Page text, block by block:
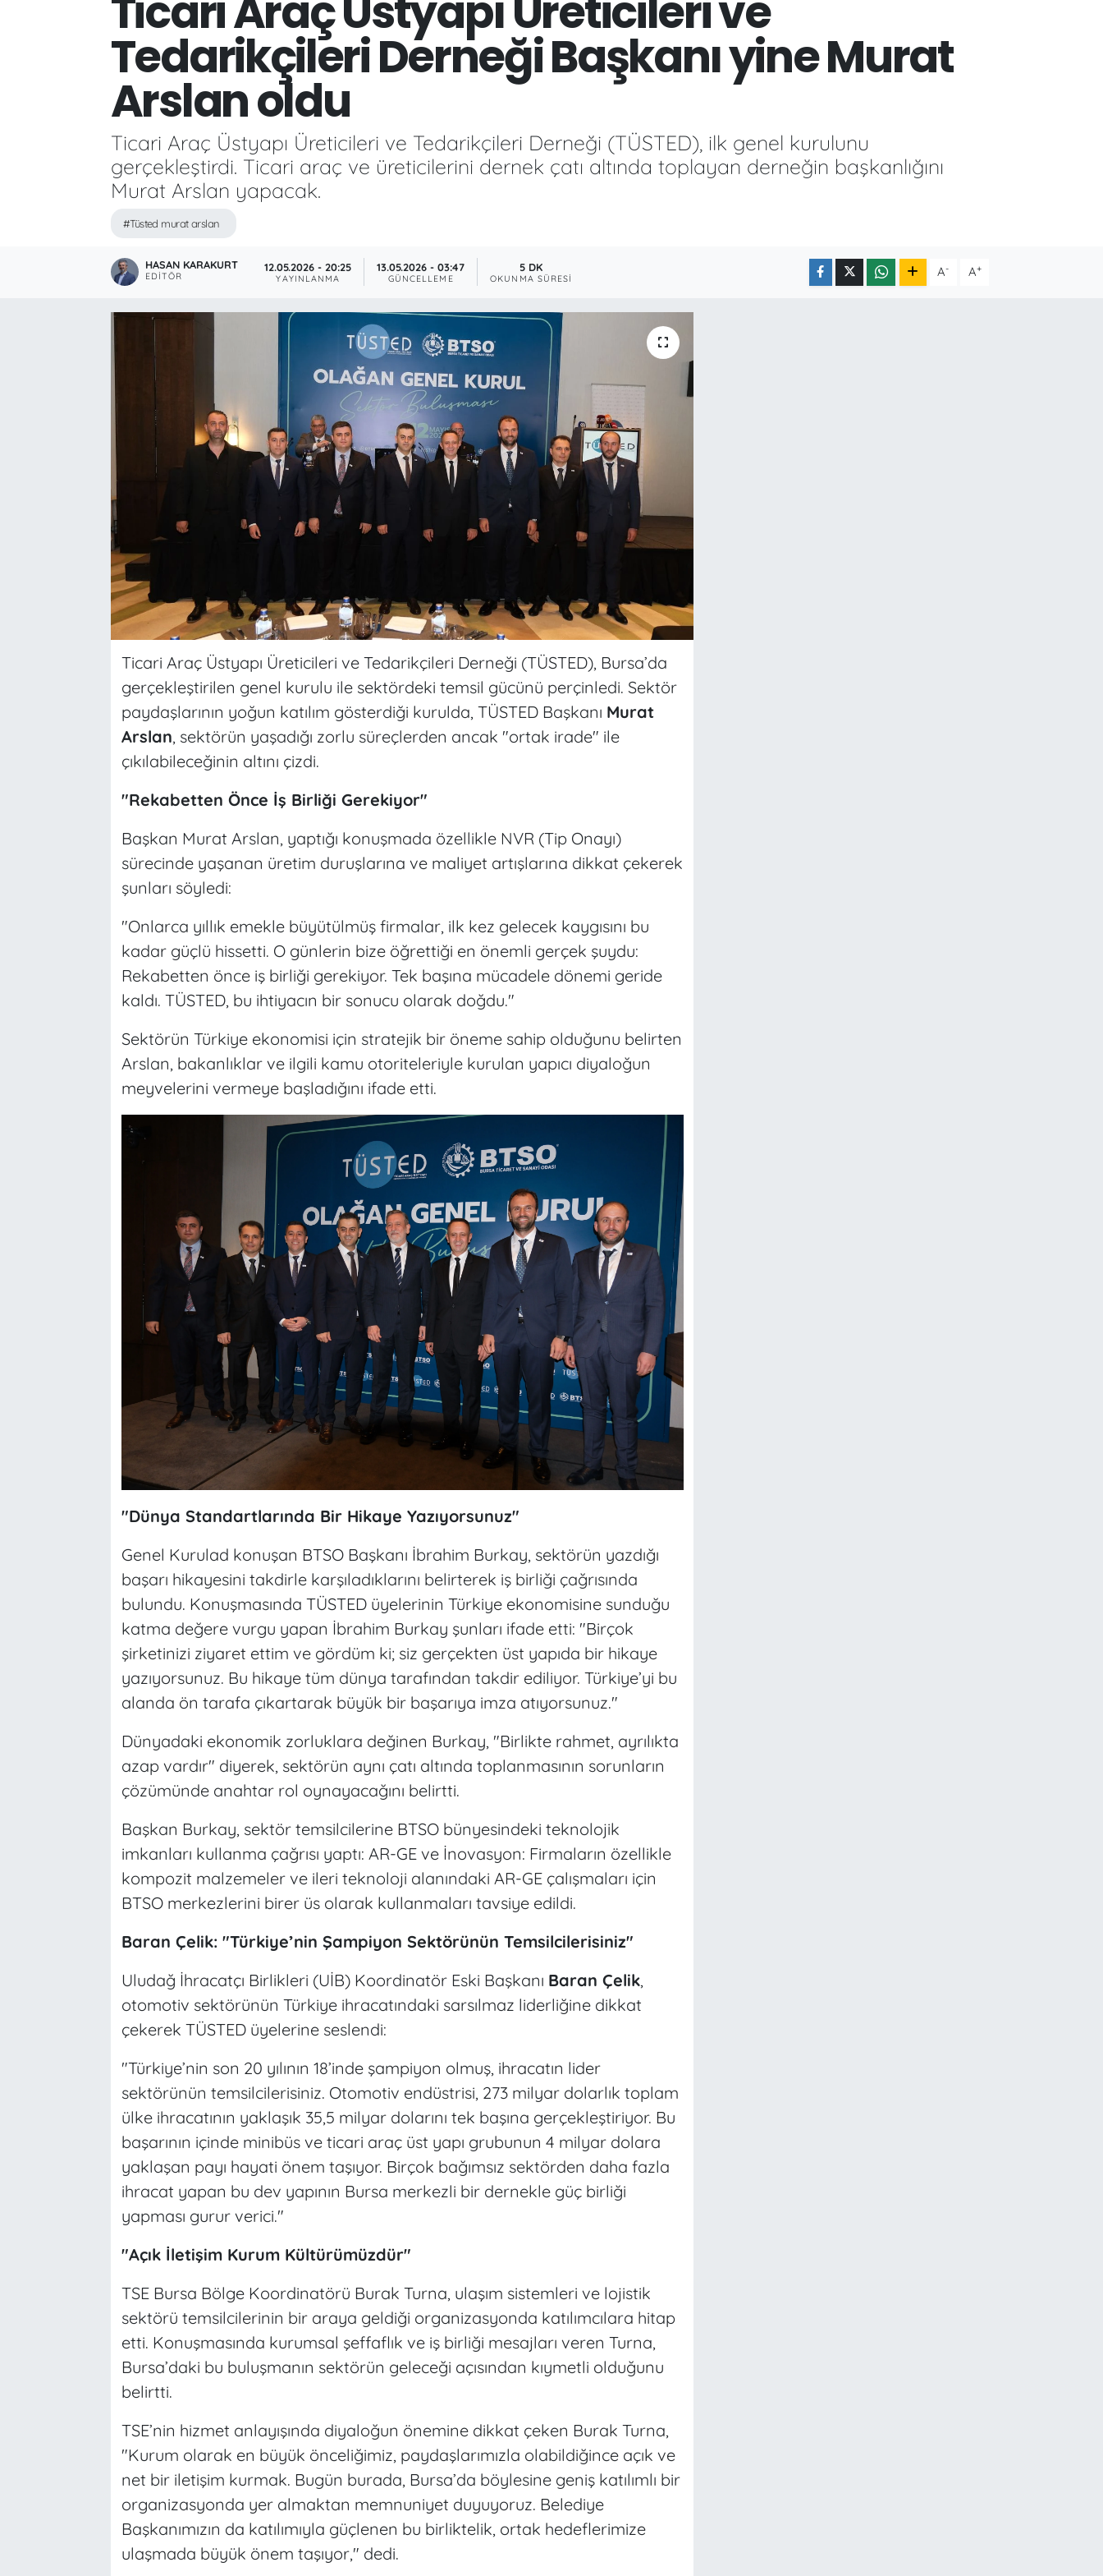
Tedarikçileri Derneği Başkanı yine Murat
Arslan oldu
Ticari Araç Üstyapı Üreticileri ve Tedarikçileri Derneği (TÜSTED), ilk genel kurulunu
gerçekleştirdi. Ticari araç ve üreticilerini dernek çatı altında toplayan derneğin başkanlığını
Murat Arslan yapacak.
#Tüsted murat arslan
HASAN KARAKURT
EDITÖR
12.05.2026 - 20:25
YAYINLANMA
13.05.2026 - 03:47
GÜNCELLEME
5 DK
OKUNMA SÜRESI A- A+
Ticari Araç Üstyapı Üreticileri ve Tedarikçileri Derneği (TÜSTED), Bursa’da
gerçekleştirilen genel kurulu ile sektördeki temsil gücünü perçinledi. Sektör
paydaşlarının yoğun katılım gösterdiği kurulda, TÜSTED Başkanı Murat
Arslan, sektörün yaşadığı zorlu süreçlerden ancak "ortak irade" ile
çıkılabileceğinin altını çizdi.
"Rekabetten Önce İş Birliği Gerekiyor"
Başkan Murat Arslan, yaptığı konuşmada özellikle NVR (Tip Onayı)
sürecinde yaşanan üretim duruşlarına ve maliyet artışlarına dikkat çekerek
şunları söyledi:
"Onlarca yıllık emekle büyütülmüş firmalar, ilk kez gelecek kaygısını bu
kadar güçlü hissetti. O günlerin bize öğrettiği en önemli gerçek şuydu:
Rekabetten önce iş birliği gerekiyor. Tek başına mücadele dönemi geride
kaldı. TÜSTED, bu ihtiyacın bir sonucu olarak doğdu."
Sektörün Türkiye ekonomisi için stratejik bir öneme sahip olduğunu belirten
Arslan, bakanlıklar ve ilgili kamu otoriteleriyle kurulan yapıcı diyaloğun
meyvelerini vermeye başladığını ifade etti.
"Dünya Standartlarında Bir Hikaye Yazıyorsunuz"
Genel Kurulad konuşan BTSO Başkanı İbrahim Burkay, sektörün yazdığı
başarı hikayesini takdirle karşıladıklarını belirterek iş birliği çağrısında
bulundu. Konuşmasında TÜSTED üyelerinin Türkiye ekonomisine sunduğu
katma değere vurgu yapan İbrahim Burkay şunları ifade etti: "Birçok
şirketinizi ziyaret ettim ve gördüm ki; siz gerçekten üst yapıda bir hikaye
yazıyorsunuz. Bu hikaye tüm dünya tarafından takdir ediliyor. Türkiye’yi bu
alanda ön tarafa çıkartarak büyük bir başarıya imza atıyorsunuz."
Dünyadaki ekonomik zorluklara değinen Burkay, "Birlikte rahmet, ayrılıkta
azap vardır" diyerek, sektörün aynı çatı altında toplanmasının sorunların
çözümünde anahtar rol oynayacağını belirtti.
Başkan Burkay, sektör temsilcilerine BTSO bünyesindeki teknolojik
imkanları kullanma çağrısı yaptı: AR-GE ve İnovasyon: Firmaların özellikle
kompozit malzemeler ve ileri teknoloji alanındaki AR-GE çalışmaları için
BTSO merkezlerini birer üs olarak kullanmaları tavsiye edildi.
Baran Çelik: "Türkiye’nin Şampiyon Sektörünün Temsilcilerisiniz"
Uludağ İhracatçı Birlikleri (UİB) Koordinatör Eski Başkanı Baran Çelik,
otomotiv sektörünün Türkiye ihracatındaki sarsılmaz liderliğine dikkat
çekerek TÜSTED üyelerine seslendi:
"Türkiye’nin son 20 yılının 18’inde şampiyon olmuş, ihracatın lider
sektörünün temsilcilerisiniz. Otomotiv endüstrisi, 273 milyar dolarlık toplam
ülke ihracatının yaklaşık 35,5 milyar dolarını tek başına gerçekleştiriyor. Bu
başarının içinde minibüs ve ticari araç üst yapı grubunun 4 milyar dolara
yaklaşan payı hayati önem taşıyor. Birçok bağımsız sektörden daha fazla
ihracat yapan bu dev yapının Bursa merkezli bir dernekle güç birliği
yapması gurur verici."
"Açık İletişim Kurum Kültürümüzdür"
TSE Bursa Bölge Koordinatörü Burak Turna, ulaşım sistemleri ve lojistik
sektörü temsilcilerinin bir araya geldiği organizasyonda katılımcılara hitap
etti. Konuşmasında kurumsal şeffaflık ve iş birliği mesajları veren Turna,
Bursa’daki bu buluşmanın sektörün geleceği açısından kıymetli olduğunu
belirtti.
TSE’nin hizmet anlayışında diyaloğun önemine dikkat çeken Burak Turna,
"Kurum olarak en büyük önceliğimiz, paydaşlarımızla olabildiğince açık ve
net bir iletişim kurmak. Bugün burada, Bursa’da böylesine geniş katılımlı bir
organizasyonda yer almaktan memnuniyet duyuyoruz. Belediye
Başkanımızın da katılımıyla güçlenen bu birliktelik, ortak hedeflerimize
ulaşmada büyük önem taşıyor," dedi.